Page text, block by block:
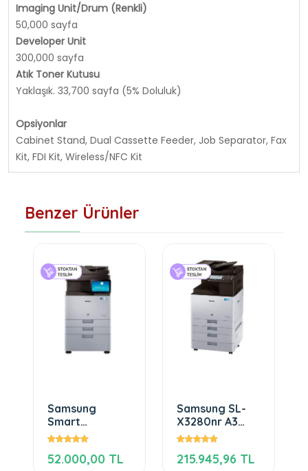
Imaging Unit/Drum (Renkli)
50,000 sayfa
Developer Unit
300,000 sayfa
Atık Toner Kutusu
Yaklaşık. 33,700 sayfa (5% Doluluk)
Opsiyonlar
Cabinet Stand, Dual Cassette Feeder, Job Separator, Fax
Kit, FDI Kit, Wireless/NFC Kit
Benzer Ürünler
Samsung
Smart
MultiXpress
52.000,00 TL
Samsung SL-
X3280nr A3
Renkli Çok
215.945,96 TL